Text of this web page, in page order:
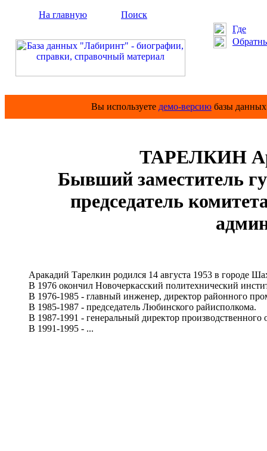
На главную
Поиск
Где
Вы используете демо-версию базы
ТАРЕЛКИН
Бывший заместитель
председатель
Аракадий Тарелкин родился 14 августа 1953 в городе
В 1976 окончил Новочеркасский политехнический
В 1976-1985 - главный инженер, директор районного
В 1985-1987 - председатель Любинского райисполкома.
В 1987-1991 - генеральный директор
В 1991-1995 - ...